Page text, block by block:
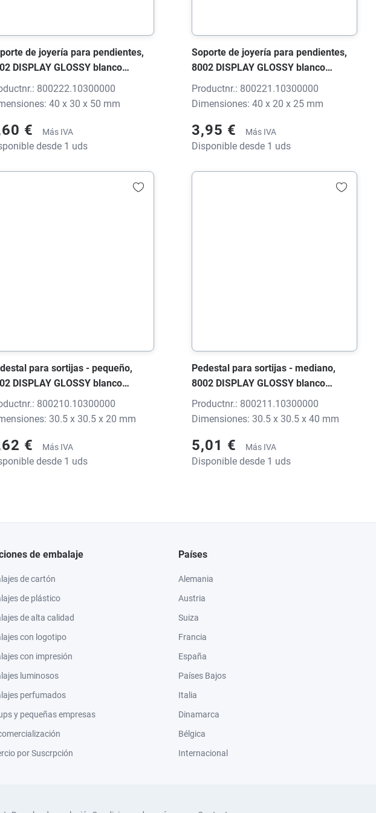
de joyería para pendientes,
DISPLAY GLOSSY blanco
40x30x50 mm, sin impresión
800222.10300000
40 x 30 x 50 mm
€ Más IVA
desde 1 uds
Soporte de joyería para pendientes,
8002 DISPLAY GLOSSY blanco
brillante, 40x20x25 mm, sin impresión
Productnr.: 800221.10300000
Dimensiones: 40 x 20 x 25 mm
3,95 € Más IVA
Disponible desde 1 uds
para sortijas - pequeño,
DISPLAY GLOSSY blanco
30,5x30,5x20 mm, sin
800210.10300000
30.5 x 30.5 x 20 mm
€ Más IVA
desde 1 uds
Pedestal para sortijas - mediano,
8002 DISPLAY GLOSSY blanco
brillante, 30,5x30,5x40 mm, sin
impresión
Productnr.: 800211.10300000
Dimensiones: 30.5 x 30.5 x 40 mm
5,01 € Más IVA
Disponible desde 1 uds
de embalaje
de cartón
de plástico
de alta calidad
con logotipo
con impresión
luminosos
perfumados
y pequeñas empresas
por Suscrpción
Países
Alemania
Austria
Suiza
Francia
España
Países Bajos
Italia
Dinamarca
Bélgica
Internacional